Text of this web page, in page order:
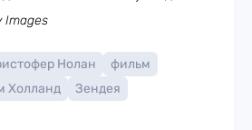
Images
Нолан
фильм
Холланд
Зендея